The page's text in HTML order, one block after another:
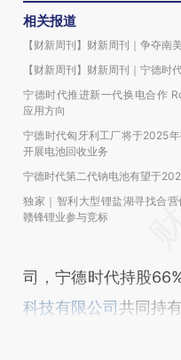
相关报道
【财新周刊】财新周刊｜争夺南
【财新周刊】财新周刊｜宁德时
宁德时代推进新一代换电合作
应用方向
宁德时代匈牙利工厂将于2025
开展电池回收业务
宁德时代第二代钠电池有望于
独家｜智利大型锂盐湖寻找合营
赣锋锂业参与竞标
司，宁德时代持股
科技有限公司共同持